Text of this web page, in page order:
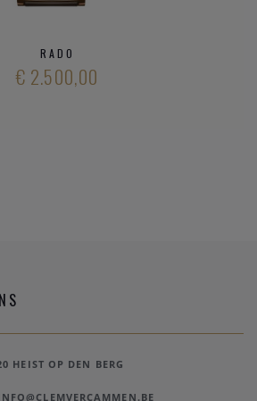
RADO
€ 2.500,00
HEIST OP DEN BERG